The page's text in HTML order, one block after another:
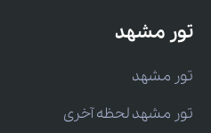
تور مشهد
تور مشهد
تور مشهد لحظه آخری